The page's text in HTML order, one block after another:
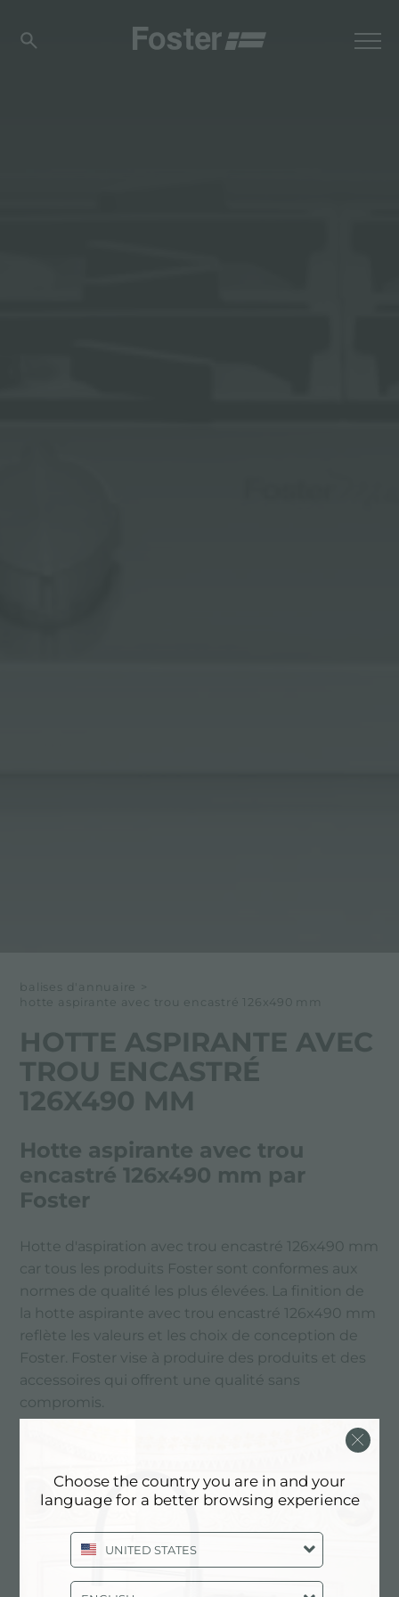
balises d'annuaire
>
hotte aspirante avec trou encastré 126x490 mm
HOTTE ASPIRANTE AVEC
TROU ENCASTRÉ
126X490 MM
Hotte aspirante avec trou
encastré 126x490 mm par
Foster
Hotte d'aspiration avec trou encastré 126x490 mm
car tous les produits Foster sont conformes aux
normes de qualité les plus élevées. La finition de
la hotte aspirante avec trou encastré 126x490 mm
reflète les valeurs et les choix de conception de
Foster. Foster vise à produire des produits et des
accessoires qui offrent une qualité sans
compromis.
Choose the country you are in and your
language for a better browsing experience
UNITED STATES